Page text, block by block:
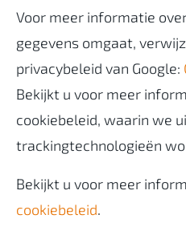
Voor meer informatie
gegevens omgaat,
privacybeleid van Google:
Bekijkt u voor meer
cookiebeleid, waarin we
trackingtechnologieën
Bekijkt u voor meer
cookiebeleid.